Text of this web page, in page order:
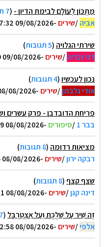
מַתְכּוֹן לְעוֹלָם לבימת הדיון - (7 תגובות
אביה/שירים -09/08/2026 07:32
שירתי הגלויה (5 תגובות
)
דני זכריה/שירים -09/08/2026 06:39
נכון לעכשיו(4 תגובות
)
אודי גלבמן/שירים -08/08/2026 23:20
פריחת הדובדבן - פרק עשרים
בבר 1
/סיפורים -08/08/2026 20:49
מציאות רדומה (8 תגובות
)
רבקה ירון/שירים -08/08/2026 16:24
שצף קצף (8 תגובות
)
דינה קגן/שירים -08/08/2026 14:11
זֶה שִׁיר עַל שַׁלֶּכֶת וְעַל אִצְטְרֻבָּל (7 תגובות
אלפי/שירים -08/08/2026 12:58